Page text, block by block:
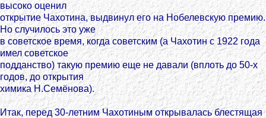
высоко оценил
открытие Чахотина, выдвинул его на Нобелевскую премию.
Но случилось это уже
в советское время, когда советским (а Чахотин с 1922 года
имел советское
подданство) такую премию еще не давали (вплоть до 50-х
годов, до открытия
химика Н.Семёнова).
Итак, перед 30-летним Чахотиным открывалась блестящая